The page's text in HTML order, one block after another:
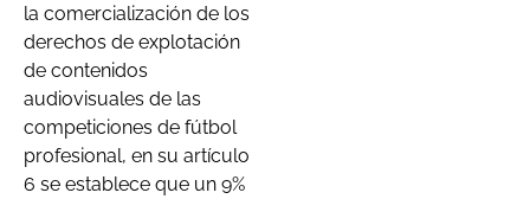
la comercialización de los
derechos de explotación
de contenidos
audiovisuales de las
competiciones de fútbol
profesional, en su artículo
6 se establece que un 9%